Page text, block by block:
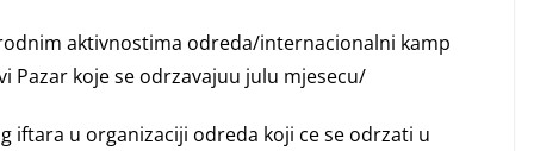
aktivnostima odreda/internacionalni kamp
Pazar koje se odrzavajuu julu mjesecu/
iftara u organizaciji odreda koji ce se odrzati u